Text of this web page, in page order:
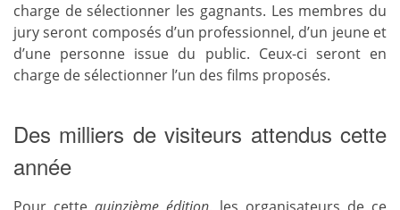
charge de sélectionner les gagnants. Les membres du
jury seront composés d’un professionnel, d’un jeune et
d’une personne issue du public. Ceux-ci seront en
charge de sélectionner l’un des films proposés.
Des milliers de visiteurs attendus cette
année